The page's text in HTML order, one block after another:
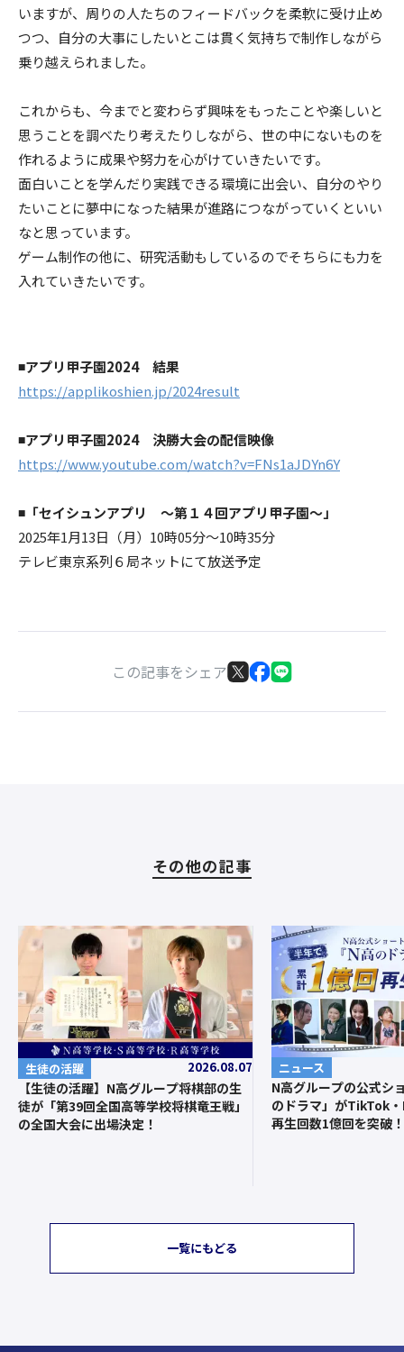
いますが、周りの人たちのフィードバックを柔軟に受け止め
つつ、自分の大事にしたいとこは貫く気持ちで制作しながら
乗り越えられました。
これからも、今までと変わらず興味をもったことや楽しいと
思うことを調べたり考えたりしながら、世の中にないものを
作れるように成果や努力を心がけていきたいです。
面白いことを学んだり実践できる環境に出会い、自分のやり
たいことに夢中になった結果が進路につながっていくといい
なと思っています。
ゲーム制作の他に、研究活動もしているのでそちらにも力を
入れていきたいです。
◾️アプリ甲子園2024 結果
https://applikoshien.jp/2024result
◾️アプリ甲子園2024 決勝大会の配信映像
https://www.youtube.com/watch?v=FNs1aJDYn6Y
◾️「セイシュンアプリ ～第１４回アプリ甲子園～」
2025年1月13日（月）10時05分～10時35分
テレビ東京系列６局ネットにて放送予定
この記事をシェア
その他の記事
生徒の活躍 2026.08.07
【生徒の活躍】N高グループ将棋部の生
徒が「第39回全国高等学校将棋竜王戦」
の全国大会に出場決定！
ニュース
N高グループの公式シ
のドラマ」がTikTok
再生回数1億回を突破！
一覧にもどる